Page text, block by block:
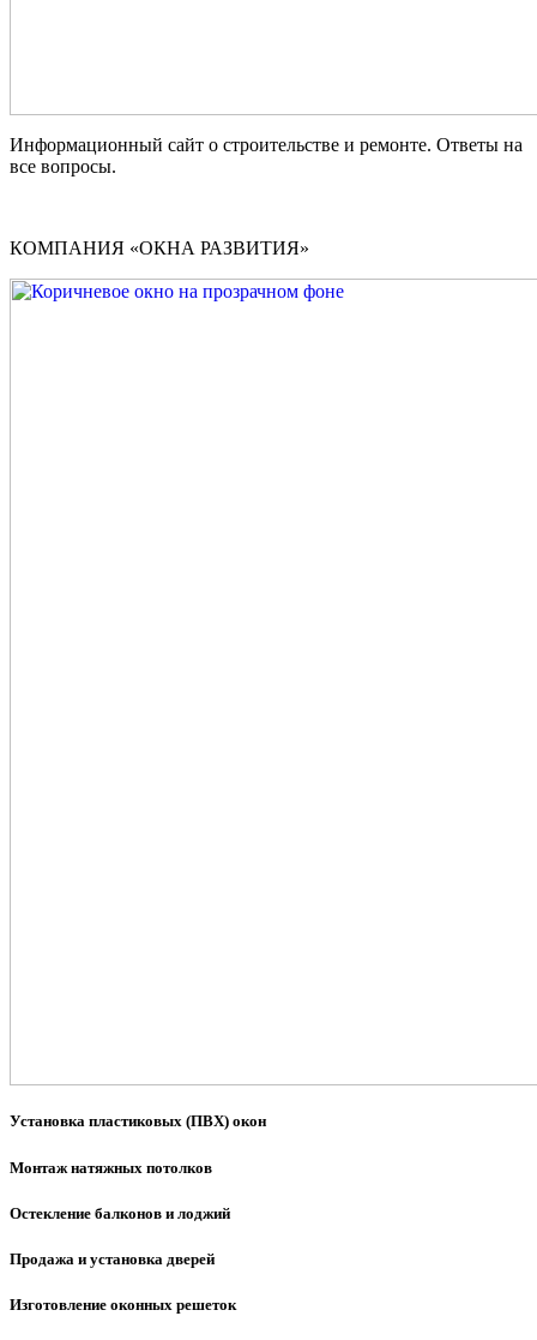
Информационный сайт о строительстве и ремонте. Ответы на
все вопросы.
КОМПАНИЯ «ОКНА РАЗВИТИЯ»
Установка пластиковых (ПВХ) окон
Монтаж натяжных потолков
Остекление балконов и лоджий
Продажа и установка дверей
Изготовление оконных решеток